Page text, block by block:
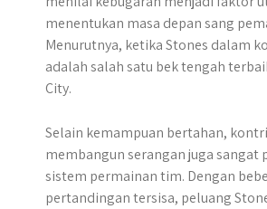
menentukan masa depan sang
Menurutnya, ketika Stones dalam
adalah salah satu bek tengah
City.
Selain kemampuan bertahan,
membangun serangan juga sangat
sistem permainan tim. Dengan
pertandingan tersisa, peluang